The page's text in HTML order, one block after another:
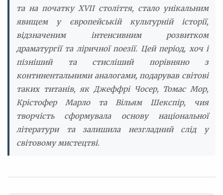
та на початку XVII століття, стало унікальним
явищем у європейській культурній історії,
відзначеним інтенсивним розвитком
драматургії та ліричної поезії. Цей період, хоч і
пізніший та стисліший порівняно з
континентальними аналогами, подарував світові
таких титанів, як Джеффрі Чосер, Томас Мор,
Крістофер Марло та Вільям Шекспір, чия
творчість сформувала основу національної
літератури та залишила незгладний слід у
світовому мистецтві.